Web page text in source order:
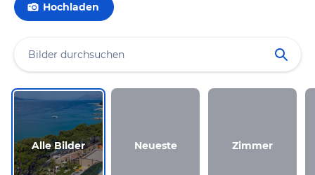
Hochladen
Alle Bilder Neueste Zimmer